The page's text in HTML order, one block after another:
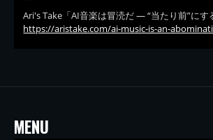
Ari's Take「AI音楽は冒涜だ — “当たり前”にす
https://aristake.com/ai-music-is-an-
MENU